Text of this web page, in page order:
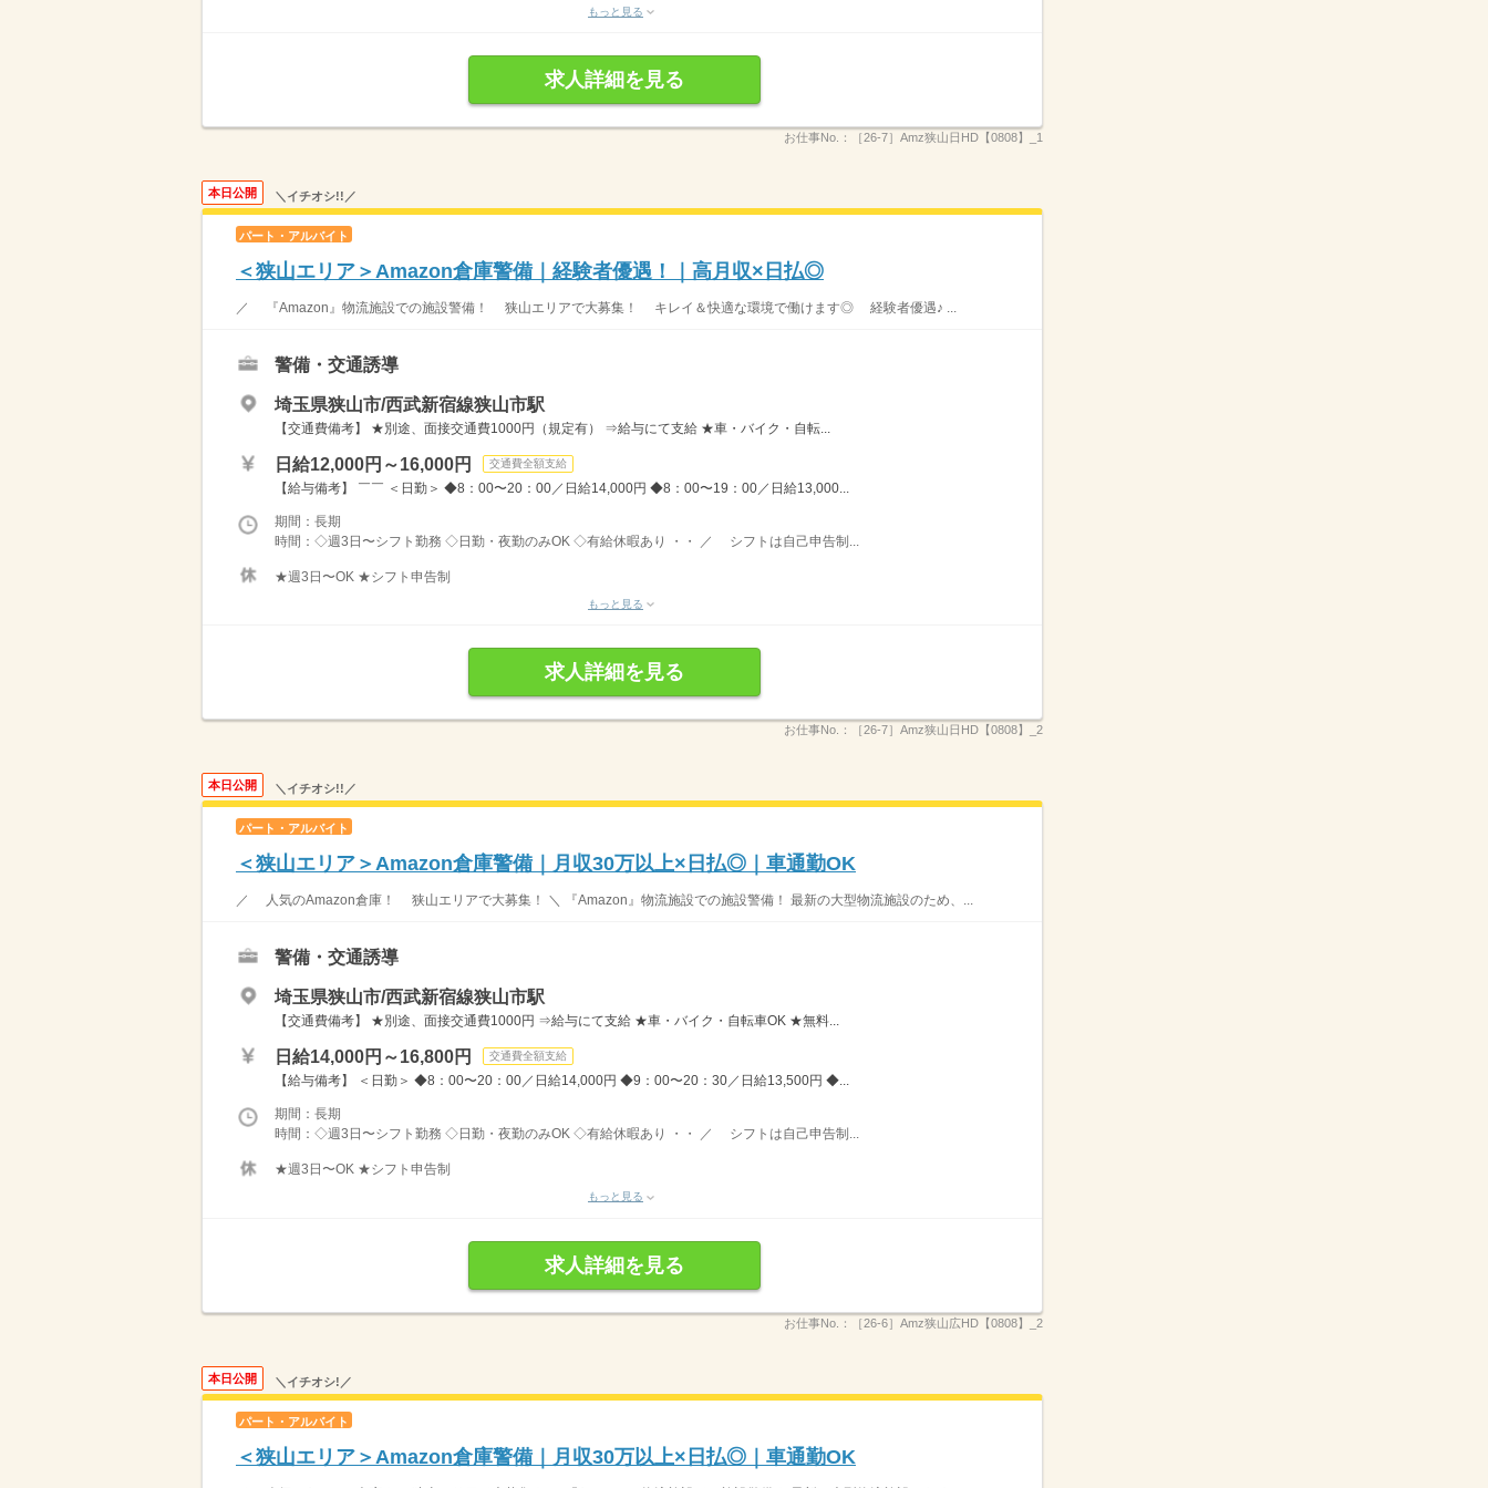
もっと見る
求人詳細を見る
お仕事No.： ［26-7］Amz狭山日HD【0808】_1
本日公開 ＼イチオシ!!／
パート・アルバイト
＜狭山エリア＞Amazon倉庫警備｜経験者優遇！｜高月収×日払◎
／ 『Amazon』物流施設での施設警備！ 狭山エリアで大募集！ キレイ＆快適な環境で働けます◎ 経験者優遇♪ ...
警備・交通誘導
埼玉県狭山市/西武新宿線狭山市駅
【交通費備考】 ★別途、面接交通費1000円（規定有） ⇒給与にて支給 ★車・バイク・自転...
日給12,000円～16,000円 交通費全額支給
【給与備考】 ￣￣ ＜日勤＞ ◆8：00〜20：00／日給14,000円 ◆8：00〜19：00／日給13,000...
期間：長期
時間：◇週3日〜シフト勤務 ◇日勤・夜勤のみOK ◇有給休暇あり ・・ ／ シフトは自己申告制...
★週3日〜OK ★シフト申告制
もっと見る
求人詳細を見る
お仕事No.： ［26-7］Amz狭山日HD【0808】_2
本日公開 ＼イチオシ!!／
パート・アルバイト
＜狭山エリア＞Amazon倉庫警備｜月収30万以上×日払◎｜車通勤OK
／ 人気のAmazon倉庫！ 狭山エリアで大募集！ ＼ 『Amazon』物流施設での施設警備！ 最新の大型物流施設のため、...
警備・交通誘導
埼玉県狭山市/西武新宿線狭山市駅
【交通費備考】 ★別途、面接交通費1000円 ⇒給与にて支給 ★車・バイク・自転車OK ★無料...
日給14,000円～16,800円 交通費全額支給
【給与備考】 ＜日勤＞ ◆8：00〜20：00／日給14,000円 ◆9：00〜20：30／日給13,500円 ◆...
期間：長期
時間：◇週3日〜シフト勤務 ◇日勤・夜勤のみOK ◇有給休暇あり ・・ ／ シフトは自己申告制...
★週3日〜OK ★シフト申告制
もっと見る
求人詳細を見る
お仕事No.： ［26-6］Amz狭山広HD【0808】_2
本日公開 ＼イチオシ!／
パート・アルバイト
＜狭山エリア＞Amazon倉庫警備｜月収30万以上×日払◎｜車通勤OK